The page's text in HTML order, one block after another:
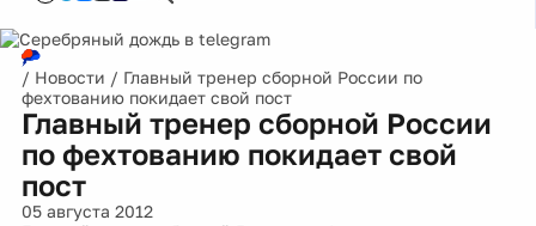
/ Новости / Главный тренер сборной России по
фехтованию покидает свой пост
Главный тренер сборной России
по фехтованию покидает свой
пост
05 августа 2012